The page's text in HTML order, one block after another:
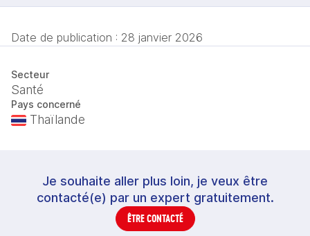
Date de publication : 28 janvier 2026
Secteur
Santé
Pays concerné
Thaïlande
Je souhaite aller plus loin, je veux être
contacté(e) par un expert gratuitement.
ÊTRE CONTACTÉ